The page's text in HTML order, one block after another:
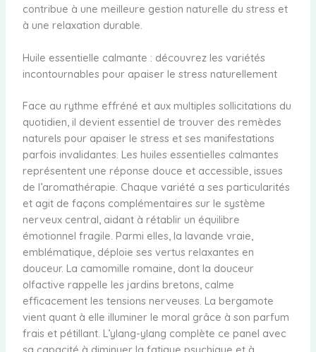
contribue à une meilleure gestion naturelle du stress et
à une relaxation durable.
Huile essentielle calmante : découvrez les variétés
incontournables pour apaiser le stress naturellement
Face au rythme effréné et aux multiples sollicitations du
quotidien, il devient essentiel de trouver des remèdes
naturels pour apaiser le stress et ses manifestations
parfois invalidantes. Les huiles essentielles calmantes
représentent une réponse douce et accessible, issues
de l’aromathérapie. Chaque variété a ses particularités
et agit de façons complémentaires sur le système
nerveux central, aidant à rétablir un équilibre
émotionnel fragile. Parmi elles, la lavande vraie,
emblématique, déploie ses vertus relaxantes en
douceur. La camomille romaine, dont la douceur
olfactive rappelle les jardins bretons, calme
efficacement les tensions nerveuses. La bergamote
vient quant à elle illuminer le moral grâce à son parfum
frais et pétillant. L’ylang-ylang complète ce panel avec